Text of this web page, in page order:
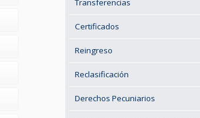
Transferencias
Certificados
Reingreso
Reclasificación
Derechos Pecuniarios